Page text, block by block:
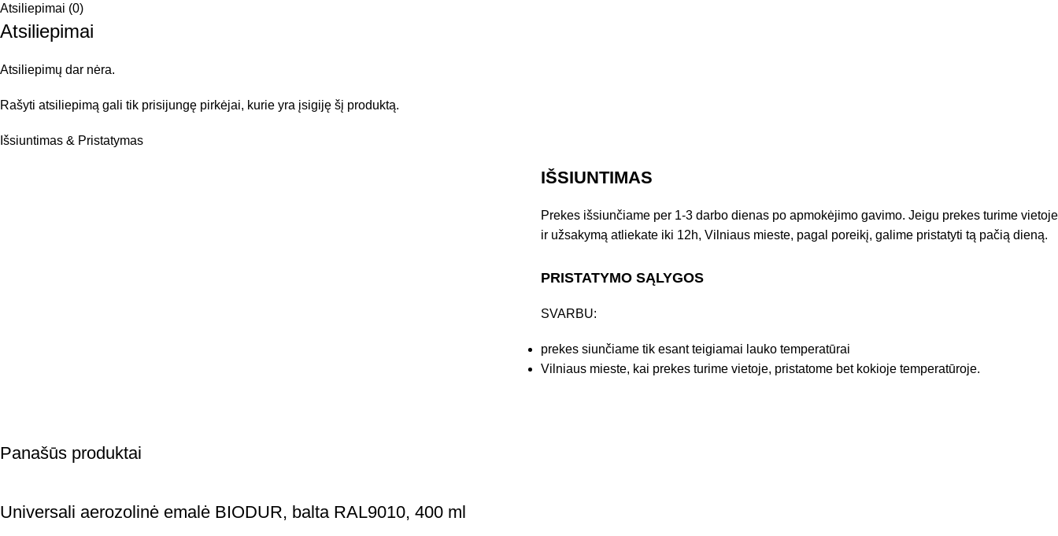
Atsiliepimai (0)
Atsiliepimai
Atsiliepimų dar nėra.
Rašyti atsiliepimą gali tik prisijungę pirkėjai, kurie yra įsigiję šį produktą.
Išsiuntimas & Pristatymas
IŠSIUNTIMAS
Prekes išsiunčiame per 1-3 darbo dienas po apmokėjimo gavimo. Jeigu prekes turime vietoje
ir užsakymą atliekate iki 12h, Vilniaus mieste, pagal poreikį, galime pristatyti tą pačią dieną.
PRISTATYMO SĄLYGOS
SVARBU:
prekes siunčiame tik esant teigiamai lauko temperatūrai
Vilniaus mieste, kai prekes turime vietoje, pristatome bet kokioje temperatūroje.
Panašūs produktai
Universali aerozolinė emalė BIODUR, balta RAL9010, 400 ml